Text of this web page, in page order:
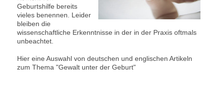
Geburtshilfe bereits
vieles benennen. Leider
bleiben die
wissenschaftliche Erkenntnisse in der in der Praxis oftmals
unbeachtet.
Hier eine Auswahl von deutschen und englischen Artikeln
zum Thema "Gewalt unter der Geburt"